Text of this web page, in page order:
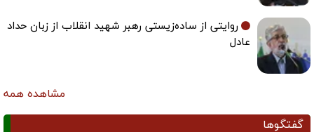
روایتی از ساده‌زیستی رهبر شهید انقلاب از زبان حداد
عادل